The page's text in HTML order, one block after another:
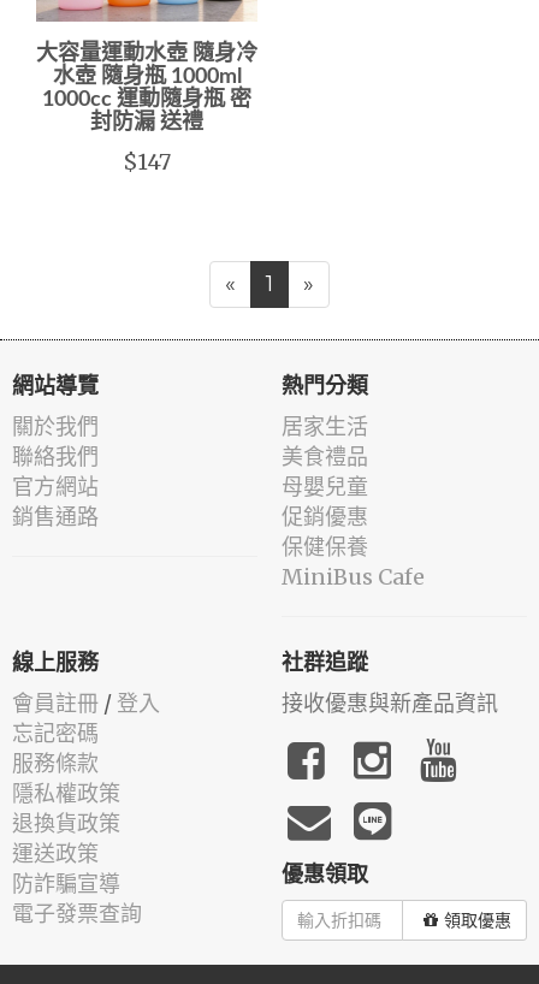
大容量運動水壺 隨身冷
水壺 隨身瓶 1000ml
1000cc 運動隨身瓶 密
封防漏 送禮
$147
« 1 »
網站導覽
關於我們
聯絡我們
官方網站
銷售通路
熱門分類
居家生活
美食禮品
母嬰兒童
促銷優惠
保健保養
MiniBus Cafe
線上服務
會員註冊 / 登入
忘記密碼
服務條款
隱私權政策
退換貨政策
運送政策
防詐騙宣導
電子發票查詢
社群追蹤
接收優惠與新產品資訊
優惠領取
領取優惠